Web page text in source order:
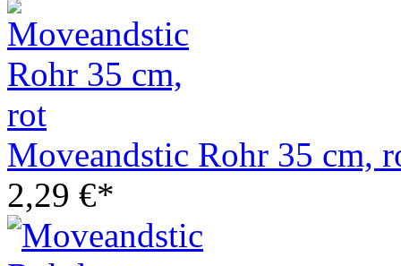
Moveandstic Rohr 35 cm,
2,29 €*